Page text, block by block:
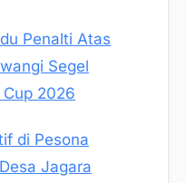
Penalti Atas
Segel
2026
di Pesona
Jagara